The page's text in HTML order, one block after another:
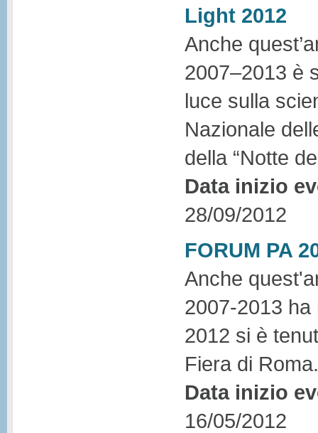
Light 2012
Anche
2007–2013 è
luce sulla
Nazionale
della “Notte
Data inizio
28/09/2012
FORUM PA
Anche
2007-2013
2012 si è
Fiera di Roma.
Data inizio
16/05/2012